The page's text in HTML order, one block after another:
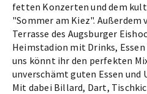
fetten Konzerten und dem
"Sommer am Kiez". Außerdem
Terrasse des Augsburger
Heimstadion mit Drinks,
uns könnt ihr den perfekten
unverschämt guten Essen
Mit dabei Billard, Dart,